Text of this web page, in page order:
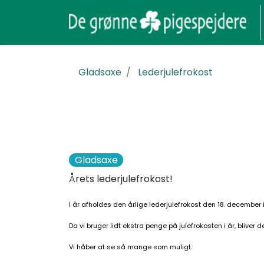
Gladsaxe Lederjulefrokost
Gladsaxe
Årets lederjulefrokost!
I år afholdes den årlige lederjulefrokost den 18. december i
Da vi bruger lidt ekstra penge på julefrokosten i år, bliver
Vi håber at se så mange som muligt.